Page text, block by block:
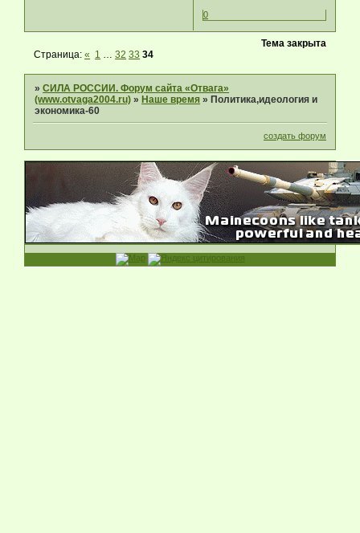
0
Тема закрыта
Страница:« 1 … 32 33 34
»СИЛА РОССИИ. Форум сайта «Отвага»
(www.otvaga2004.ru) »Наше время »Политика,идеология и
экономика-60
создать форум